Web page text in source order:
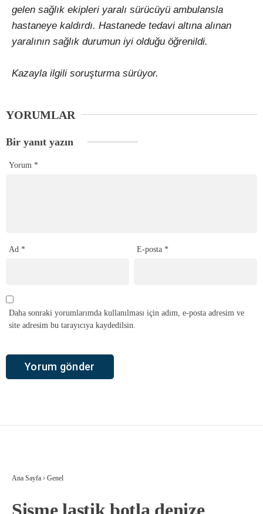
gelen sağlık ekipleri yaralı sürücüyü ambulansla
hastaneye kaldırdı. Hastanede tedavi altına alınan
yaralının sağlık durumun iyi olduğu öğrenildi.
Kazayla ilgili soruşturma sürüyor.
YORUMLAR
Bir yanıt yazın
Yorum *
Ad * E-posta *
Daha sonraki yorumlarımda kullanılması için adım, e-posta adresim ve
site adresim bu tarayıcıya kaydedilsin.
Ana Sayfa › Genel
Şişme lastik botla denize